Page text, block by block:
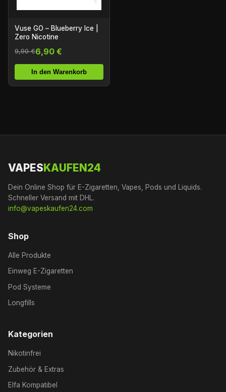
Vuse GO – Blueberry Ice |
Zero Nicotine
9,90 €6,90 €
In den Warenkorb
VAPESKAUFEN24
Dein Online Shop für E-Zigaretten, Vapes, Pods und Liquids.
Schneller Versand mit DHL.
info@vapeskaufen24.com
Shop
Alle Produkte
Einweg E-Zigaretten
Pod Systeme
Longfills
Kategorien
Nikotinfrei
Zubehör & Extras
Elfa Kompatibel